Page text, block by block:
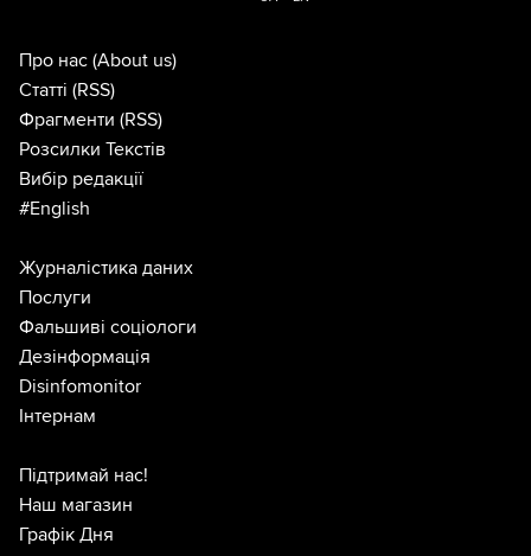
Про нас (About us)
Статті (RSS)
Фрагменти (RSS)
Розсилки Текстів
Вибір редакції
#English
Журналістика даних
Послуги
Фальшиві соціологи
Дезінформація
Disinfomonitor
Інтернам
Підтримай нас!
Наш магазин
Графік Дня